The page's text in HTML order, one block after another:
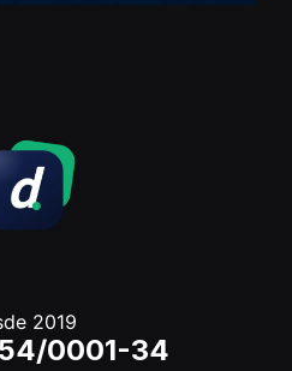
2019
0001-34